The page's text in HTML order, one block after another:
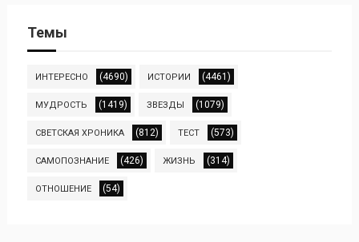
Темы
ИНТЕРЕСНО (4690) ИСТОРИИ (4461)
МУДРОСТЬ (1419) ЗВЕЗДЫ (1079)
СВЕТСКАЯ ХРОНИКА (812) ТЕСТ (573)
САМОПОЗНАНИЕ (426) ЖИЗНЬ (314)
ОТНОШЕНИЕ (54)